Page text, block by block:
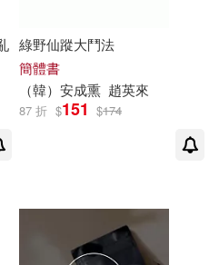
W(1)
馬朗方(1)
(1)
綠野仙蹤大鬥法
簡體書
（韓）安成熏 趙英來
87 折 $151 $174